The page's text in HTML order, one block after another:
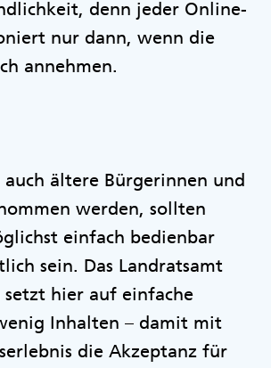
denn jeder Online-
nur dann, wenn die
annehmen.
ältere Bürgerinnen und
werden, sollten
einfach bedienbar
sein. Das Landratsamt
setzt hier auf einfache
Inhalten – damit mit
die Akzeptanz für